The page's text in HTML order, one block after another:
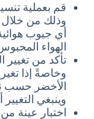
قم بعملية
وذلك من خلال
أي جيوب
الهواء
تأكد من تغيير
وخاصةً إذا
الأخضر حسب
وينبغي
اختبار عينة